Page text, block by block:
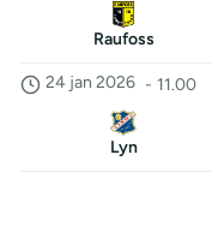
Raufoss
24 jan 2026 - 11.00
Lyn